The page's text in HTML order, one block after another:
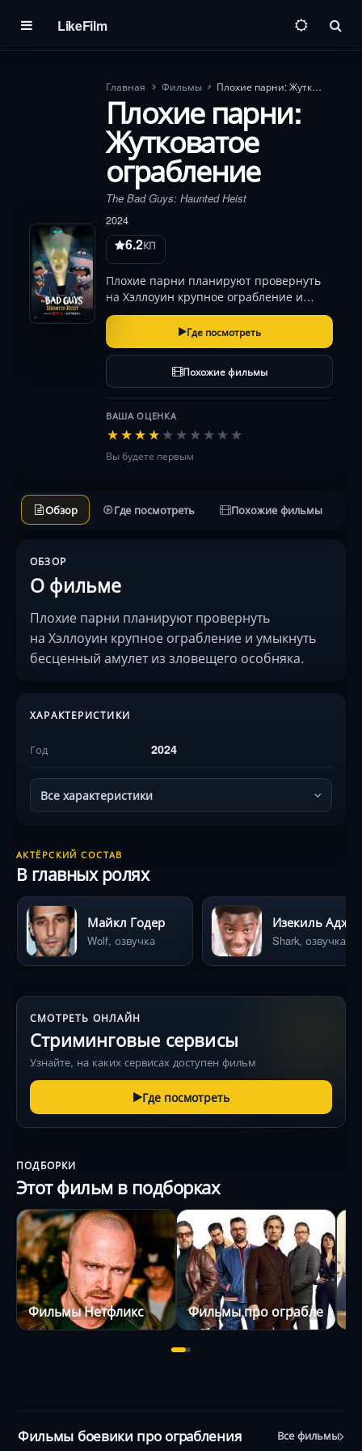
LikeFilm
Главная Фильмы Плохие парни: Жутковатое ограбление
Плохие парни:
Жутковатое
ограбление
The Bad Guys: Haunted Heist
2024
6.2КП
Плохие парни планируют провернуть
на Хэллоуин крупное ограбление и
умыкнуть бесценный амулет из
зловещего особняка.Где посмотреть
Похожие фильмы
ВАША ОЦЕНКА
★★★★ ★ ★ ★ ★ ★ ★
Вы будете первым
Обзор Где посмотреть Похожие фильмы
ОБЗОР
О фильме
Плохие парни планируют провернуть
на Хэллоуин крупное ограбление и умыкнуть
бесценный амулет из зловещего особняка.
ХАРАКТЕРИСТИКИ
Год 2024
Все характеристики
АКТЁРСКИЙ СОСТАВ
В главных ролях
Майкл Годер
Wolf, озвучка Shark, озвучка
СМОТРЕТЬ ОНЛАЙН
Стриминговые сервисы
Узнайте, на каких сервисах доступен фильм
Где посмотреть
ПОДБОРКИ
Этот фильм в подборках
Фильмы Нетфликс Фильмы про ограбления
Фильмы боевики про ограбления Все фильмы